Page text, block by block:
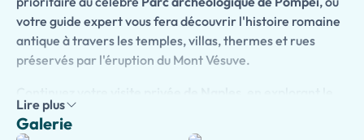
votre guide expert vous fera découvrir l'histoire romaine
antique à travers les temples, villas, thermes et rues
préservés par l'éruption du Mont Vésuve.
centre historique de la ville, ses élégantes places, ses
églises et ses quartiers vibrants. Découvrez le riche
Lire plus
Galerie